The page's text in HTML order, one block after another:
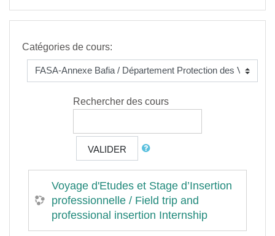
Catégories de cours:
Rechercher des cours
VALIDER
Voyage d'Etudes et Stage d’Insertion
professionnelle / Field trip and
professional insertion Internship